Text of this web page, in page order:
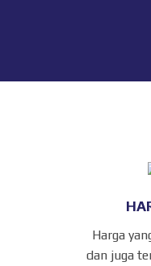
Harga
dan juga